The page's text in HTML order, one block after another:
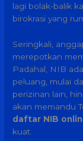
lagi bolak-balik
birokrasi yang
Seringkali,
merepotkan
Padahal, NIB
peluang, mulai
perizinan lain,
akan memandu
daftar NIB
kuat.